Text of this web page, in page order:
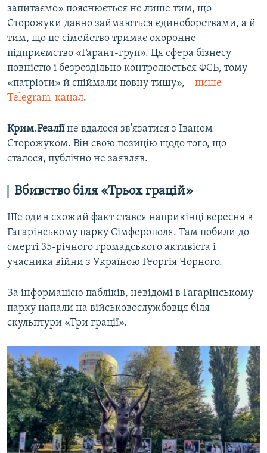
запитаємо» пояснюється не лише тим, що
Сторожуки давно займаються єдиноборствами, а й
тим, що це сімейство тримає охоронне
підприємство «Гарант-груп». Ця сфера бізнесу
повністю і безроздільно контролюється ФСБ, тому
«патріоти» й спіймали повну тишу», – пише
Telegram-канал.
Крим.Реаліїне вдалося зв'язатися з Іваном
Сторожуком. Він свою позицію щодо того, що
сталося, публічно не заявляв.
Вбивство біля «Трьох грацій»
Ще один схожий факт стався наприкінці вересня в
Гагарінському парку Сімферополя. Там побили до
смерті 35-річного громадського активіста і
учасника війни з Україною Георгія Чорного.
За інформацією пабліків, невідомі в Гагарінському
парку напали на військовослужбовця біля
скульптури «Три грації».